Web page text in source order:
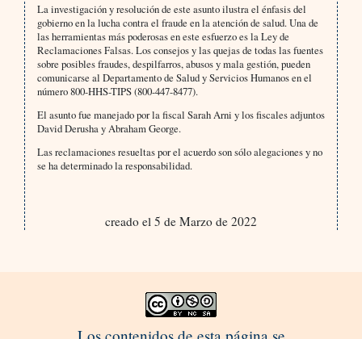
La investigación y resolución de este asunto ilustra el énfasis del
gobierno en la lucha contra el fraude en la atención de salud. Una de
las herramientas más poderosas en este esfuerzo es la Ley de
Reclamaciones Falsas. Los consejos y las quejas de todas las fuentes
sobre posibles fraudes, despilfarros, abusos y mala gestión, pueden
comunicarse al Departamento de Salud y Servicios Humanos en el
número 800-HHS-TIPS (800-447-8477).
El asunto fue manejado por la fiscal Sarah Arni y los fiscales adjuntos
David Derusha y Abraham George.
Las reclamaciones resueltas por el acuerdo son sólo alegaciones y no
se ha determinado la responsabilidad.
creado el 5 de Marzo de 2022